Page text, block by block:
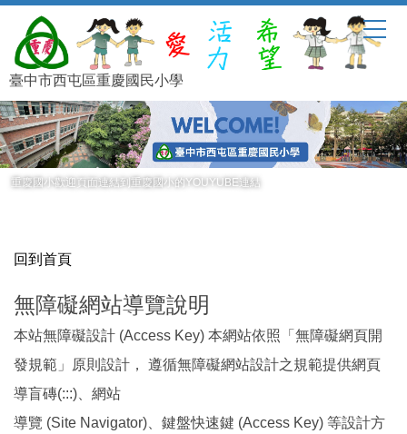
主
要
內
容
區
臺中市西屯區重慶國民小學
重慶國小歡迎頁面連結到重慶國小的YOUYUBE連結
回到首頁
無障礙網站導覽說明
本站無障礙設計 (Access Key) 本網站依照「無障礙網頁開
發規範」原則設計， 遵循無障礙網站設計之規範提供網頁
導盲磚(:::)、網站
導覽 (Site Navigator)、鍵盤快速鍵 (Access Key) 等設計方